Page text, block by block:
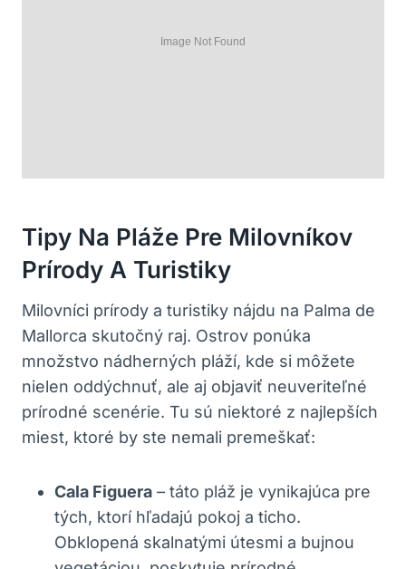
Tipy Na Pláže Pre Milovníkov
Prírody A Turistiky
Milovníci prírody a turistiky nájdu na Palma de
Mallorca skutočný raj. Ostrov ponúka
množstvo nádherných pláží, kde si môžete
nielen oddýchnuť, ale aj objaviť neuveriteľné
prírodné scenérie. Tu sú niektoré z najlepších
miest, ktoré by ste nemali premeškať:
Cala Figuera – táto pláž je vynikajúca pre
tých, ktorí hľadajú pokoj a ticho.
Obklopená skalnatými útesmi a bujnou